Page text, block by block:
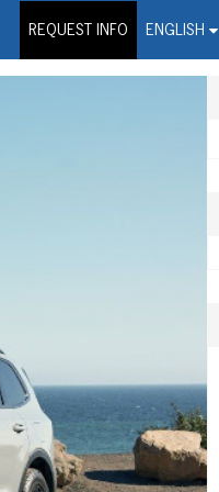
REQUEST INFO ENGLISH
Wire Service